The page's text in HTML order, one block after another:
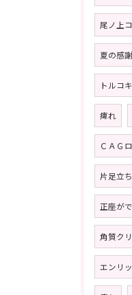
尾ノ上
夏の感
トルコ
痺れ
ＣＡＧ
片足立ち
正座が
角質ク
エンリ